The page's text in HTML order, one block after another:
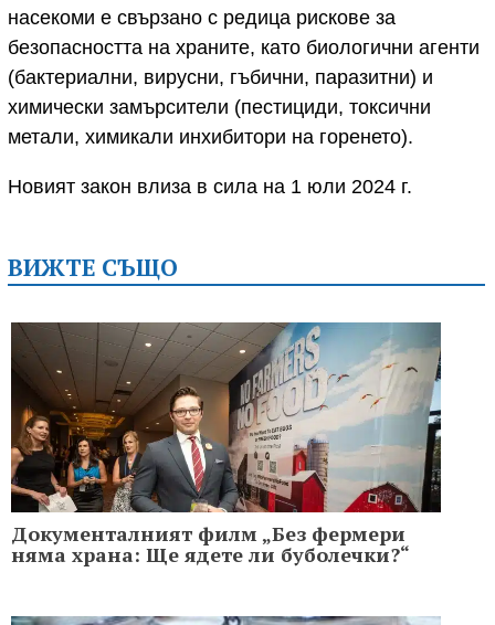
насекоми е свързано с редица рискове за
безопасността на храните, като биологични агенти
(бактериални, вирусни, гъбични, паразитни) и
химически замърсители (пестициди, токсични
метали, химикали инхибитори на горенето).
Новият закон влиза в сила на 1 юли 2024 г.
ВИЖТЕ СЪЩО
Документалният филм „Без фермери
няма храна: Ще ядете ли буболечки?“